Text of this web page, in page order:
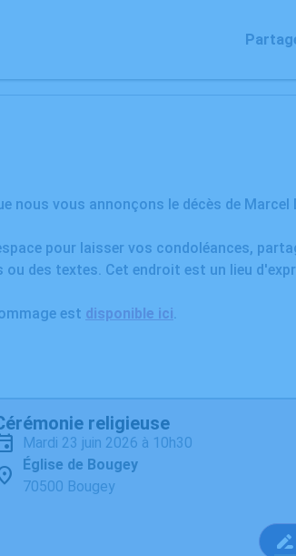
nous vous annonçons le décès de Marcel
pour laisser vos condoléances,
des textes. Cet endroit est un lieu
est disponible ici.
religieuse
mardi 23 juin 2026 à 10h30
Église de Bougey
70500 Bougey